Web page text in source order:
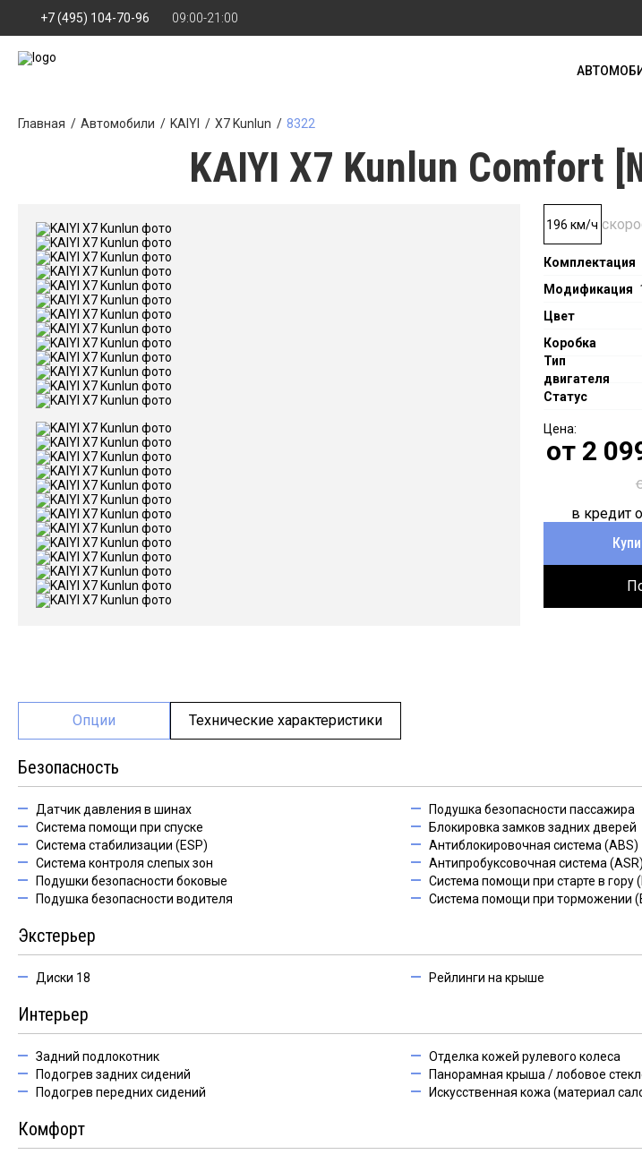
+7 (495) 104-70-96 09:00-21:00
Главная Автомобили KAIYI X7 Kunlun 8322
KAIYI X7 Kunlun Comfort
Комплектация
Модификация
Цвет
Коробка
Тип
двигателя
Статус
196 км/ч
от 2
в кредит
Опции Технические характеристики
Безопасность
Датчик давления в шинах
Система помощи при спуске
Система стабилизации (ESP)
Система контроля слепых зон
Подушки безопасности боковые
Подушка безопасности водителя
Подушка безопасности пассажира
Блокировка замков задних дверей
Антиблокировочная система (ABS)
Антипробуксовочная система (ASR)
Система помощи при старте в гору
Система помощи при торможении
Экстерьер
Диски 18 Рейлинги на крыше
Интерьер
Задний подлокотник
Подогрев задних сидений
Подогрев передних сидений
Отделка кожей рулевого колеса
Панорамная крыша / лобовое
Искусственная кожа (материал
Комфорт